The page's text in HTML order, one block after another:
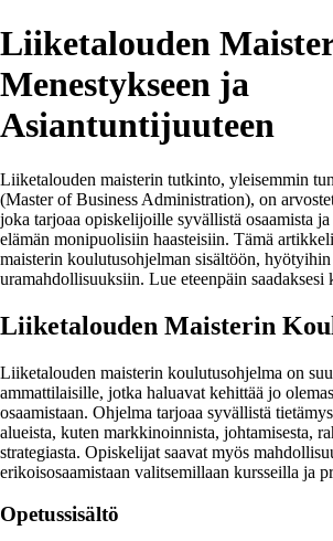
Liiketalouden
Menestykseen ja
Asiantuntijuuteen
Liiketalouden maisterin tutkinto, yleisemmin
(Master of Business Administration), on
joka tarjoaa opiskelijoille syvällistä osaamista
elämän monipuolisiin haasteisiin. Tämä
maisterin koulutusohjelman sisältöön, hyötyihin
uramahdollisuuksiin. Lue eteenpäin saadaksesi
Liiketalouden Maisterin
Liiketalouden maisterin koulutusohjelma on
ammattilaisille, jotka haluavat kehittää jo
osaamistaan. Ohjelma tarjoaa syvällistä
alueista, kuten markkinoinnista, johtamisesta,
strategiasta. Opiskelijat saavat myös
erikoisosaamistaan valitsemillaan kursseilla ja
Opetussisältö